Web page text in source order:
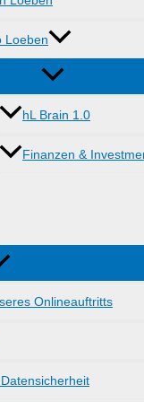
Loeben
hL Brain 1.0
Finanzen &
Onlineauftritts